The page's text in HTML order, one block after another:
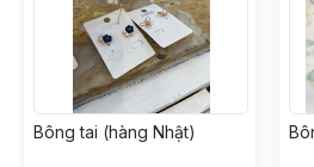
Bông tai (hàng Nhật)